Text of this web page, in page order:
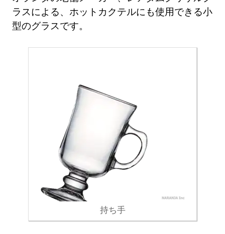
ラスによる、ホットカクテルにも使用できる小
型のグラスです。
持ち手